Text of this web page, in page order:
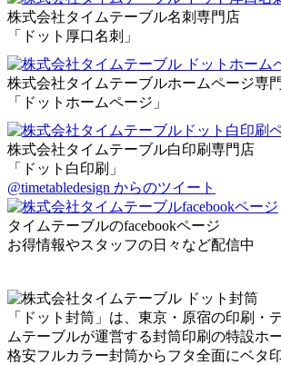
株式会社タイムテーブル名刺専門店
「ドット厚口名刺」
株式会社タイムテーブルホームページ専
「ドットホームページ」
株式会社タイムテーブル白印刷専門店
「ドット白印刷」
@timetabledesign からのツイート
タイムテーブルのfacebookページ
お得情報やスタッフの日々など配信中
「ドット封筒」は、東京・原宿の印刷・
ムテーブルが運営する封筒印刷の特設ホ
格安フルカラー封筒からフタ全面にベタ